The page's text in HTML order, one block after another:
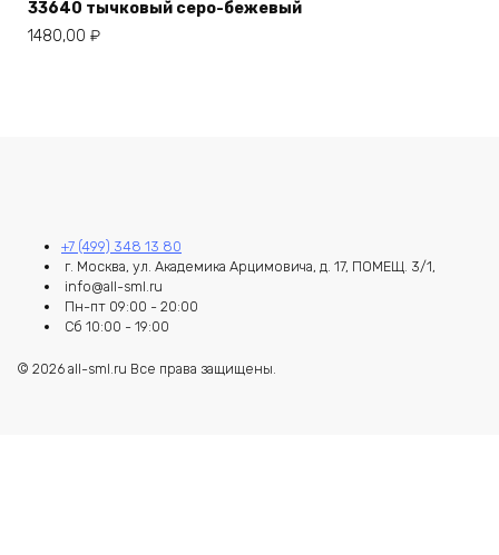
33640 тычковый серо-бежевый
1480,00 ₽
+7 (499) 348 13 80
г. Москва, ул. Академика Арцимовича, д. 17, ПОМЕЩ. 3/1,
info@all-sml.ru
Пн-пт 09:00 - 20:00
Сб 10:00 - 19:00
© 2026 all-sml.ru Все права защищены.